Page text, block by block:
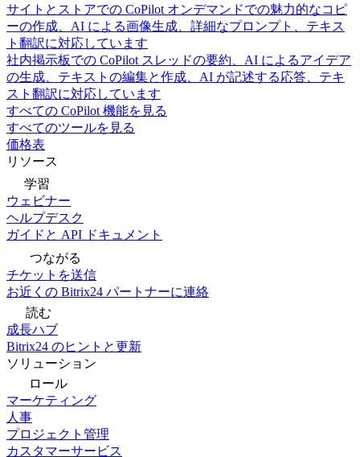
サイトとストアでの CoPilot オンデマンドでの魅力的なコピ
ーの作成、AI による画像生成、詳細なプロンプト、テキス
ト翻訳に対応しています
社内掲示板での CoPilot スレッドの要約、AI によるアイデア
の生成、テキストの編集と作成、AI が記述する応答、テキ
スト翻訳に対応しています
すべての CoPilot 機能を見る
すべてのツールを見る
価格表
リソース
学習
ウェビナー
ヘルプデスク
ガイドと API ドキュメント
つながる
チケットを送信
お近くの Bitrix24 パートナーに連絡
読む
成長ハブ
Bitrix24 のヒントと更新
ソリューション
ロール
マーケティング
人事
プロジェクト管理
カスタマーサービス